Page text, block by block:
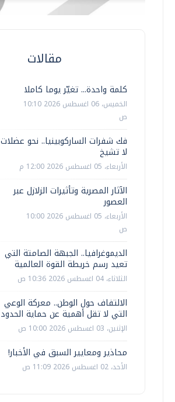
مقالات
كلمة واحدة... تغيّر يوما كاملا
الخميس، 06 اغسطس 2026 10:10
ص
فك شفرات الساركوبينيا.. نحو عضلات
لا تشيخ
الأربعاء، 05 اغسطس 2026 12:00 م
الآثار المصرية وتأثيرات الزلازل عبر
العصور
الأربعاء، 05 اغسطس 2026 10:00
ص
الديموغرافيا.. الجبهة الصامتة التي
تعيد رسم خريطة القوة العالمية
الثلاثاء، 04 اغسطس 2026 10:36 ص
الالتفاف حول الوطن.. معركة الوعي
التي لا تقل أهمية عن حماية الحدود
الإثنين، 03 اغسطس 2026 10:00 ص
محاذير ومعايير السبق في الأخبار!
الأحد، 02 اغسطس 2026 11:09 ص